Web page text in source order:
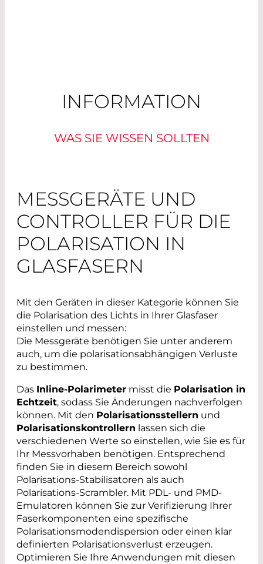
INFORMATION
WAS SIE WISSEN SOLLTEN
MESSGERÄTE UND
CONTROLLER FÜR DIE
POLARISATION IN
GLASFASERN
Mit den Geräten in dieser Kategorie können Sie
die Polarisation des Lichts in Ihrer Glasfaser
einstellen und messen:
Die Messgeräte benötigen Sie unter anderem
auch, um die polarisationsabhängigen Verluste
zu bestimmen.
Das Inline-Polarimeter misst die Polarisation in
Echtzeit, sodass Sie Änderungen nachverfolgen
können. Mit den Polarisationsstellern und
Polarisationskontrollern lassen sich die
verschiedenen Werte so einstellen, wie Sie es für
Ihr Messvorhaben benötigen. Entsprechend
finden Sie in diesem Bereich sowohl
Polarisations-Stabilisatoren als auch
Polarisations-Scrambler. Mit PDL- und PMD-
Emulatoren können Sie zur Verifizierung Ihrer
Faserkomponenten eine spezifische
Polarisationsmodendispersion oder einen klar
definierten Polarisationsverlust erzeugen.
Optimieren Sie Ihre Anwendungen mit diesen